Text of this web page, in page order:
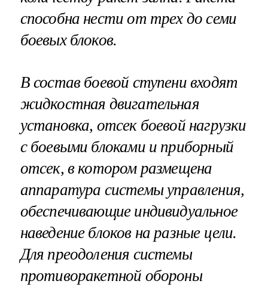
способна нести от трех до семи
боевых блоков.
В состав боевой ступени входят
жидкостная двигательная
установка, отсек боевой нагрузки
с боевыми блоками и приборный
отсек, в котором размещена
аппаратура системы управления,
обеспечивающие индивидуальное
наведение блоков на разные цели.
Для преодоления системы
противоракетной обороны